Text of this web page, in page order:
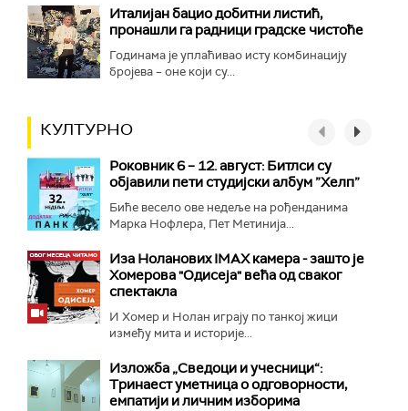
Италијан бацио добитни листић,
пронашли га радници градске чистоће
Годинама је уплаћивао исту комбинацију
бројева – оне који су...
КУЛТУРНО
Роковник 6 – 12. август: Битлси су
објавили пети студијски албум ”Хелп”
Биће весело ове недеље на рођенданима
Марка Нофлера, Пет Метинија...
Иза Ноланових IMAX камера - зашто је
Хомерова "Одисеја" већа од сваког
спектакла
И Хомер и Нолан играју по танкој жици
између мита и историје...
Изложба „Сведоци и учесници“:
Тринаест уметница о одговорности,
емпатији и личним изборима